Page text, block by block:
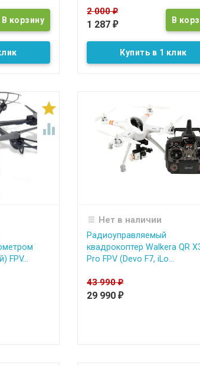
2 000₽
1 287₽
Купить в 1 клик


FPV...
Нет в наличии
Радиоуправляемый
квадрокоптер Walkera QR
Pro FPV (Devo F7, iLo...
43 990₽
29 990₽